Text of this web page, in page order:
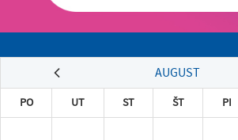
AUGUST
PO UT ST ŠT PI